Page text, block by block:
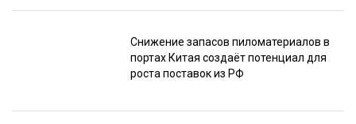
Снижение запасов пиломатериалов в
портах Китая создаёт потенциал для
роста поставок из РФ